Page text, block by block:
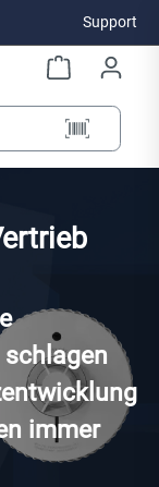
Support
immer